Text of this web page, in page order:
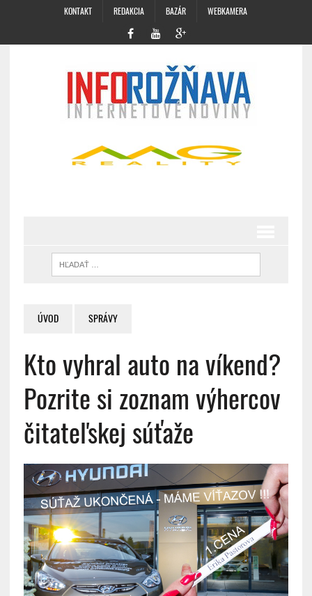
KONTAKT REDAKCIA BAZÁR WEBKAMERA
ÚVOD SPRÁVY
Kto vyhral auto na víkend?
Pozrite si zoznam výhercov
čitateľskej súťaže